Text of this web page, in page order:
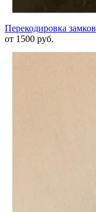
Перекодировка замков
от 1500 руб.